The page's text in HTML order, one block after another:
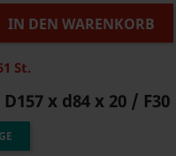
IN DEN WARENKORB
St.
D157 x d84 x 20 / F30